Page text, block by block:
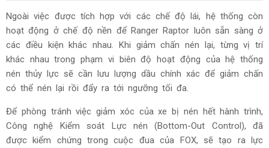
Ngoài việc được tích hợp với các chế độ lái, hệ thống còn
hoạt động ở chế độ nền để Ranger Raptor luôn sẵn sàng ở
các điều kiện khác nhau. Khi giảm chấn nén lại, từng vị trí
khác nhau trong phạm vi biên độ hoạt động của hệ thống
nén thủy lực sẽ cần lưu lượng dầu chính xác để giảm chấn
có thể nén lại rồi đẩy ra tới ngưỡng tối đa.
Để phòng tránh việc giảm xóc của xe bị nén hết hành trình,
Công nghệ Kiểm soát Lực nén (Bottom-Out Control), đã
được kiểm chứng trong cuộc đua của FOX, sẽ tạo ra lực